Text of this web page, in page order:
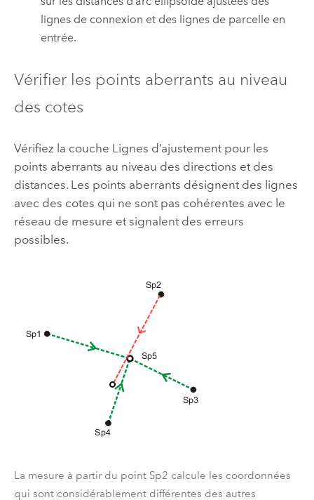
lignes de connexion et des lignes de parcelle en
entrée.
Vérifier les points aberrants au niveau
des cotes
Vérifiez la couche Lignes d’ajustement pour les
points aberrants au niveau des directions et des
distances. Les points aberrants désignent des lignes
avec des cotes qui ne sont pas cohérentes avec le
réseau de mesure et signalent des erreurs
possibles.
La mesure à partir du point Sp2 calcule les coordonnées
qui sont considérablement différentes des autres